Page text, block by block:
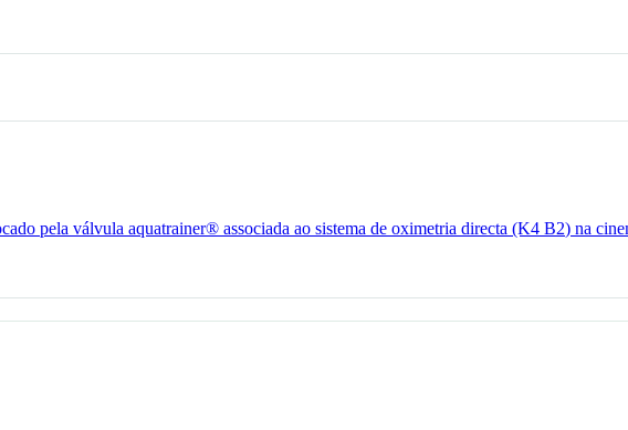
pela válvula aquatrainer® associada ao sistema de oximetria directa (K4 B2) na